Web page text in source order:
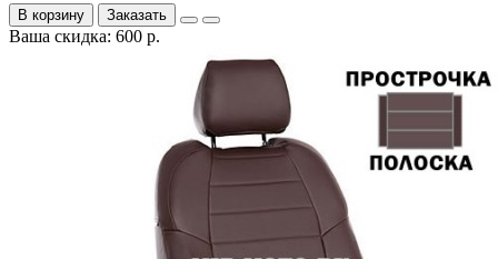
В корзину Заказать
Ваша скидка: 600 р.